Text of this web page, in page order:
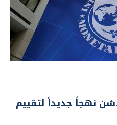
نهجاً جديداً لتقييم